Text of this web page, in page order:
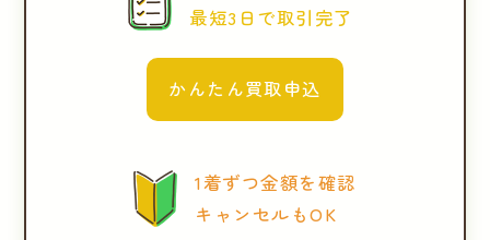
最短3日で取引完了
かんたん買取申込
1着ずつ金額を確認
キャンセルもOK